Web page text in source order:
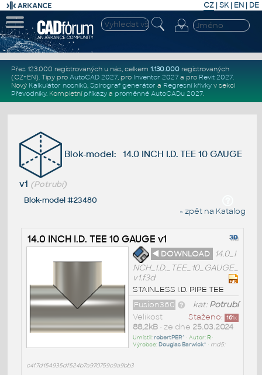
CZ | SK| EN | DE
Přes 123.000 registrovaných u nás, celkem 1.130.000registrovaných
(CZ+EN). Tipy pro AutoCAD 2027, pro Inventor 2027a pro Revit 2027.
Nový Kalkulátor nosníků, Spirograf generátor a Regresní křivkyv sekci
Převodníky. Kompletní příkazya proměnné AutoCADu 2027.
Blok-model: 14.0 INCH I.D. TEE 10 GAUGE
v1 (Potrubí)
Blok-model #23480
« zpět na Katalog
14.0 INCH I.D. TEE 10 GAUGE v1
◄ DOWNLOAD
14.0_I
NCH_I.D._TEE_10_GAUGE_
v1.f3d
STAINLESS I.D. PIPE TEE
kat:Potrubí
Fusion360
Staženo: 161x
Velikost
88,2kB• ze dne 25.03.2024
Umístil:robertPER^ • Autor: R•
Výrobce: Douglas Barwick^ • md5:
c4f7d154935df524b7a970759c9a9bb3